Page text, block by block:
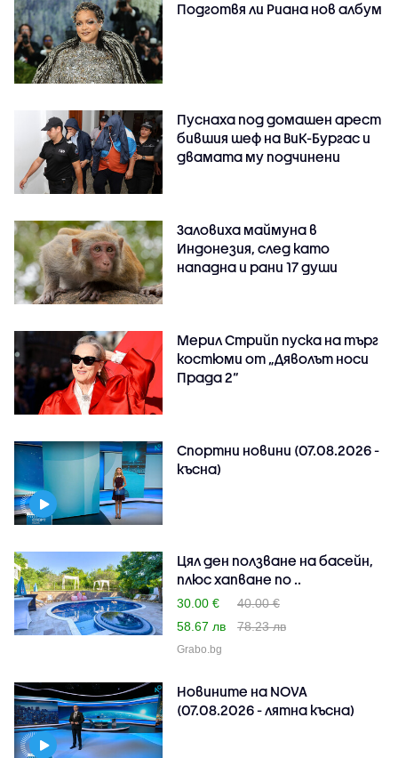
Подготвя ли Риана нов албум
Пуснаха под домашен арест
бившия шеф на ВиК-Бургас и
двамата му подчинени
Заловиха маймуна в
Индонезия, след като
нападна и рани 17 души
Мерил Стрийп пуска на търг
костюми от „Дяволът носи
Прада 2“
Спортни новини (07.08.2026 -
късна)
Цял ден ползване на басейн,
плюс хапване по ..
30.00 €
40.00 €
58.67 лв
78.23 лв
Grabo.bg
Новините на NOVA
(07.08.2026 - лятна късна)